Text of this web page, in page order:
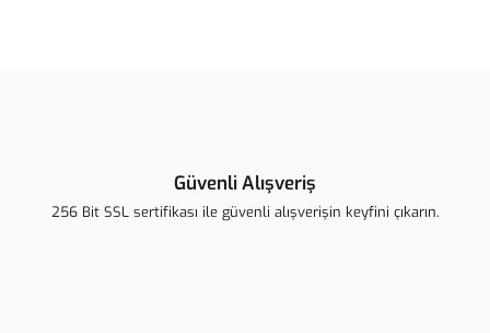
Güvenli Alışveriş
256 Bit SSL sertifikası ile güvenli alışverişin keyfini çıkarın.